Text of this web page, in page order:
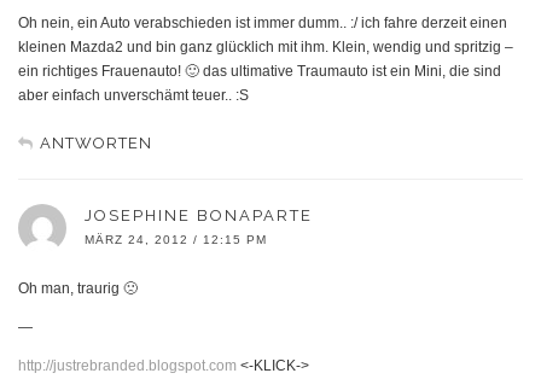
Oh nein, ein Auto verabschieden ist immer dumm.. :/ ich fahre derzeit einen
kleinen Mazda2 und bin ganz glücklich mit ihm. Klein, wendig und spritzig –
ein richtiges Frauenauto! 🙂 das ultimative Traumauto ist ein Mini, die sind
aber einfach unverschämt teuer.. :S
ANTWORTEN
JOSEPHINE BONAPARTE
MÄRZ 24, 2012 / 12:15 PM
Oh man, traurig 🙁
—
http://justrebranded.blogspot.com <-KLICK->